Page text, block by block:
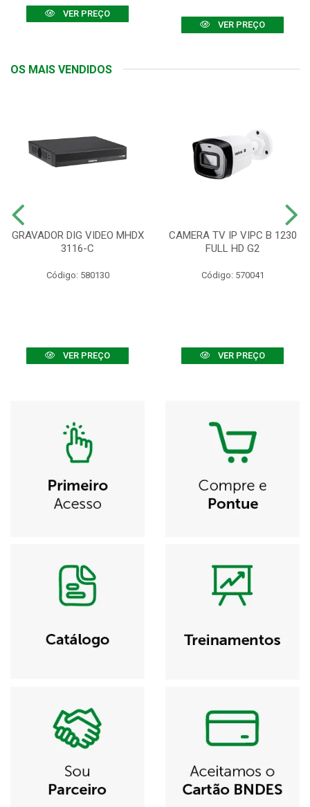
VER PREÇO
VER PREÇO
OS MAIS VENDIDOS
GRAVADOR DIG VIDEO MHDX
3116-C
Código: 580130
VER PREÇO
CAMERA TV IP VIPC B 1230
FULL HD G2
Código: 570041
VER PREÇO